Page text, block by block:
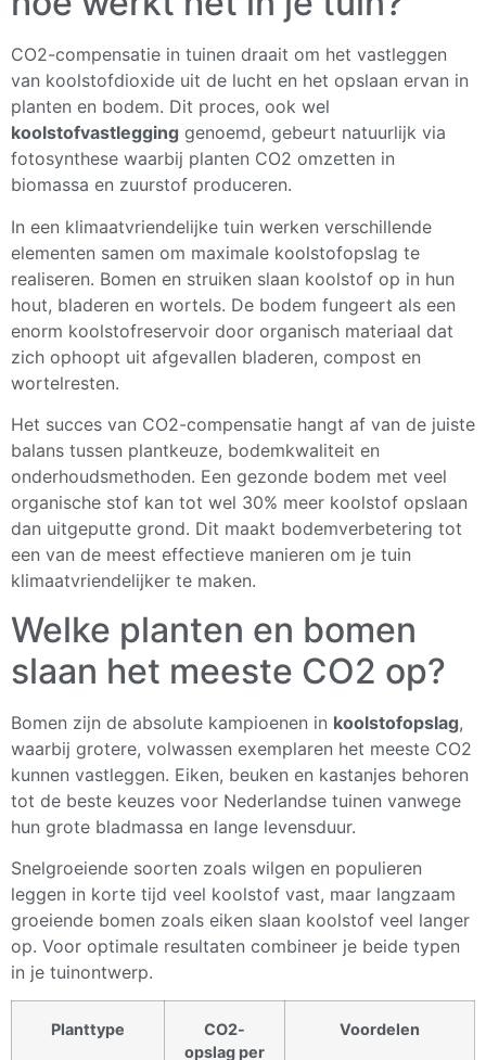
CO2-compensatie in tuinen draait om het vastleggen
van koolstofdioxide uit de lucht en het opslaan ervan in
planten en bodem. Dit proces, ook wel
koolstofvastlegging genoemd, gebeurt natuurlijk via
fotosynthese waarbij planten CO2 omzetten in
biomassa en zuurstof produceren.
In een klimaatvriendelijke tuin werken verschillende
elementen samen om maximale koolstofopslag te
realiseren. Bomen en struiken slaan koolstof op in hun
hout, bladeren en wortels. De bodem fungeert als een
enorm koolstofreservoir door organisch materiaal dat
zich ophoopt uit afgevallen bladeren, compost en
wortelresten.
Het succes van CO2-compensatie hangt af van de juiste
balans tussen plantkeuze, bodemkwaliteit en
onderhoudsmethoden. Een gezonde bodem met veel
organische stof kan tot wel 30% meer koolstof opslaan
dan uitgeputte grond. Dit maakt bodemverbetering tot
een van de meest effectieve manieren om je tuin
klimaatvriendelijker te maken.
Welke planten en bomen
slaan het meeste CO2 op?
Bomen zijn de absolute kampioenen in koolstofopslag,
waarbij grotere, volwassen exemplaren het meeste CO2
kunnen vastleggen. Eiken, beuken en kastanjes behoren
tot de beste keuzes voor Nederlandse tuinen vanwege
hun grote bladmassa en lange levensduur.
Snelgroeiende soorten zoals wilgen en populieren
leggen in korte tijd veel koolstof vast, maar langzaam
groeiende bomen zoals eiken slaan koolstof veel langer
op. Voor optimale resultaten combineer je beide typen
in je tuinontwerp.
Planttype
CO2-
opslag per
Voordelen